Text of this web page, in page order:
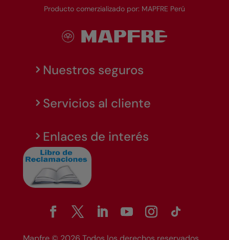
Producto comerzializado por: MAPFRE Perú
Nuestros seguros
Servicios al cliente
Enlaces de interés